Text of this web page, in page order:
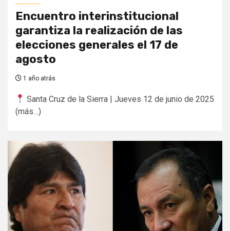
Encuentro interinstitucional
garantiza la realización de las
elecciones generales el 17 de
agosto
1 año atrás
Santa Cruz de la Sierra | Jueves 12 de junio de 2025
(más…)